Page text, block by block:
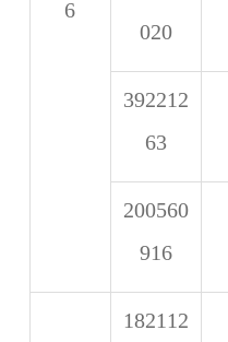
6
020
392212
63
200560
916
182112